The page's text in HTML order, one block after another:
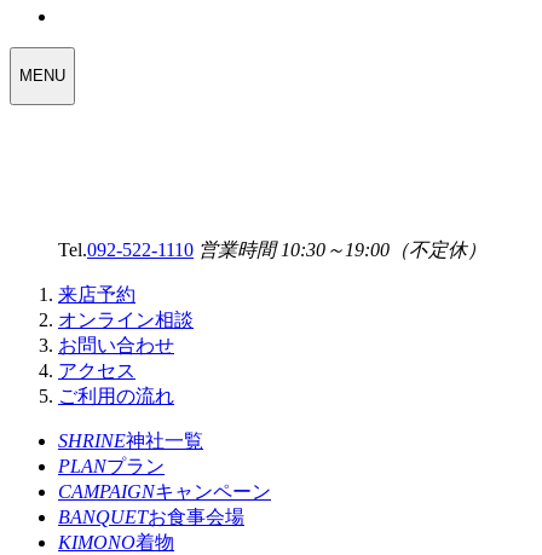
SELECT
MENU
Tel.092-522-1110 営業時間 10:30～19:00（不定休）
来店予約
オンライン相談
お問い合わせ
アクセス
ご利用の流れ
SHRINE神社一覧
PLANプラン
CAMPAIGNキャンペーン
BANQUETお食事会場
KIMONO着物